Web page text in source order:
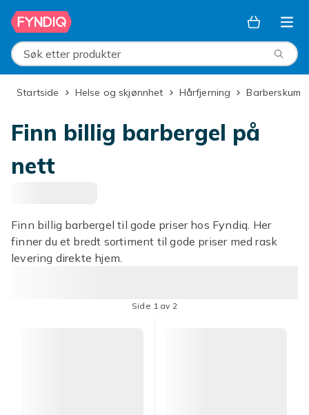
Hopp til hovedinnhold
Søk etter produkter
Startside Helse og skjønnhet Hårfjerning Barberskum
Finn billig barbergel på
nett
Finn billig barbergel til gode priser hos Fyndiq. Her
finner du et bredt sortiment til gode priser med rask
levering direkte hjem.
Side 1 av 2